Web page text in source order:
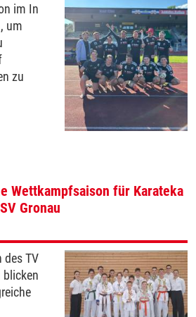
im In
um
zu
Wettkampfsaison für Karateka
Gronau
des TV
blicken